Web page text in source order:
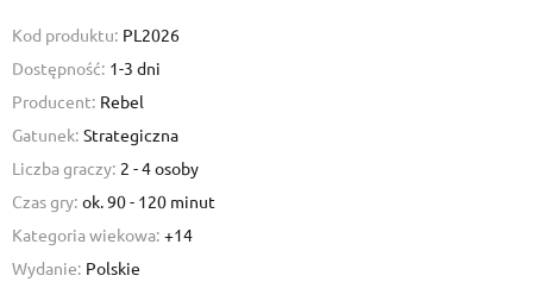
Kod produktu: PL2026
Dostępność: 1-3 dni
Producent: Rebel
Gatunek: Strategiczna
Liczba graczy: 2 - 4 osoby
Czas gry: ok. 90 - 120 minut
Kategoria wiekowa: +14
Wydanie: Polskie